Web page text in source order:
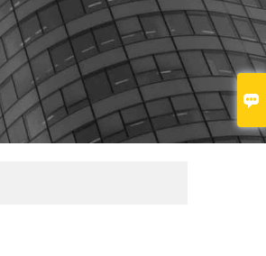
